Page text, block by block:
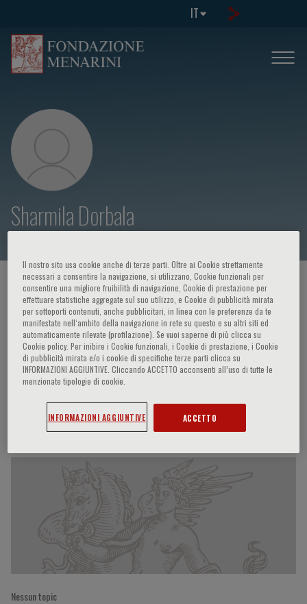
IT
Sharmila Dorbala
HOME PAGE / CORSI ED EVENTI / RELATORE
Sharmila Dorbala
Partecipazioni del relatore
Nessun topic
Il nostro sito usa cookie anche di terze parti. Oltre ai Cookie strettamente
necessari a consentire la navigazione, si utilizzano, Cookie funzionali per
consentire una migliore fruibilità di navigazione, Cookie di prestazione per
effettuare statistiche aggregate sul suo utilizzo, e Cookie di pubblicità mirata
per sottoporti contenuti, anche pubblicitari, in linea con le preferenze da te
manifestate nell‘ambito della navigazione in rete su questo e su altri siti ed
automaticamente rilevate (profilazione). Se vuoi saperne di più clicca su
Cookie policy. Per inibire i Cookie funzionali, i Cookie di prestazione, i Cookie
di pubblicità mirata e/o i cookie di specifiche terze parti clicca su
INFORMAZIONI AGGIUNTIVE. Cliccando ACCETTO acconsenti all’uso di tutte le
menzionate tipologie di cookie.
INFORMAZIONI AGGIUNTIVE ACCETTO